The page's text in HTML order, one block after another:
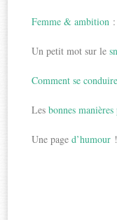
Femme & ambition
Un petit mot sur le
Comment se
Lesbonnes
Une paged’humour !